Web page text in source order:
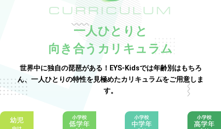
CURRICULUM
一人ひとりと
向き合うカリキュラム
世界中に独自の琵琶がある！EYS-Kidsでは年齢別はもちろ
ん、一人ひとりの特性を見極めたカリキュラムをご用意しま
す。